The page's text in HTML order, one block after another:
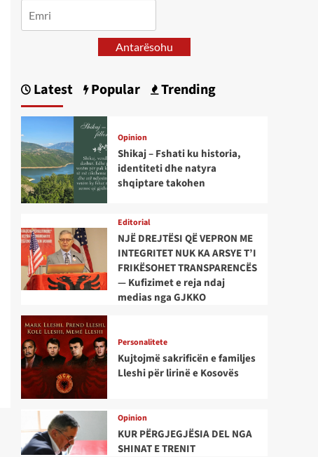
Antarësohu
Latest Popular Trending
Opinion
Shikaj – Fshati ku historia,
identiteti dhe natyra
shqiptare takohen
Editorial
NJË DREJTËSI QË VEPRON ME
INTEGRITET NUK KA ARSYE T’I
FRIKËSOHET TRANSPARENCËS
— Kufizimet e reja ndaj
medias nga GJKKO
Personalitete
Kujtojmë sakrificën e familjes
Lleshi për lirinë e Kosovës
Opinion
KUR PËRGJEGJËSIA DEL NGA
SHINAT E TRENIT